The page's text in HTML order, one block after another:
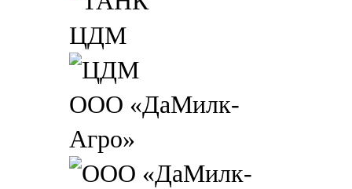
ЦДМ
ООО «ДаМилк-
Агро»